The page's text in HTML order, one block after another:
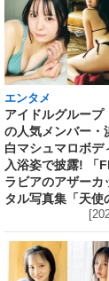
エンタメ
アイドルグループ
の人気メンバー・
白マシュマロボデ
入浴姿で披露! 「
ラビアのアザーカ
タル写真集「天使